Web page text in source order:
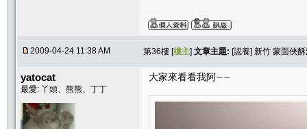
2009-04-24 11:38 AM 第36樓 [樓主] 文章主題: [認養] 新竹 蒙面俠
yatocat
最愛: 丫頭、熊熊、丁丁
大家來看看我阿∼∼